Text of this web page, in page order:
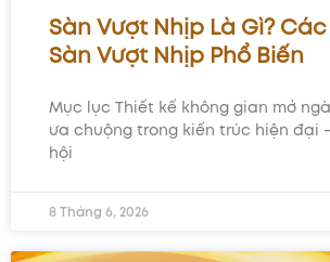
Sàn Vượt Nhịp Là Gì?
Sàn Vượt Nhịp Phổ Biến
Mục lục Thiết kế không gian mở
ưa chuộng trong kiến trúc hiện đại
hội
8 Tháng 6, 2026